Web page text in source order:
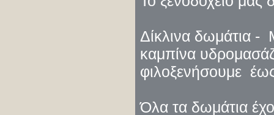
Δίκλινα δωμάτια
καμπίνα
φιλοξενήσουμε
Όλα τα δωμάτια